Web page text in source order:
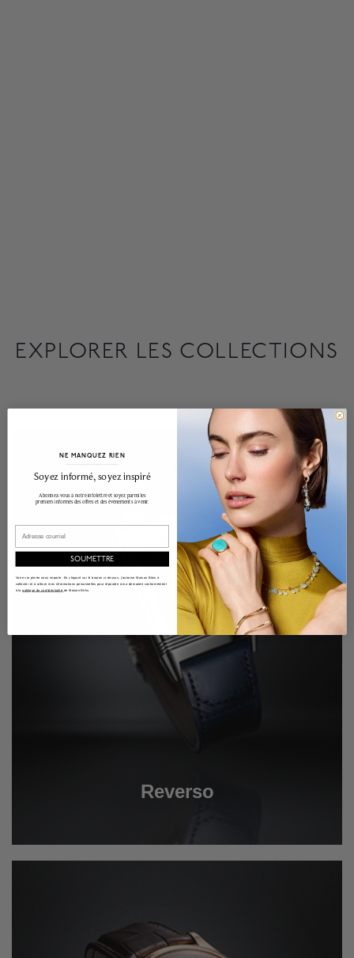
EXPLORER LES COLLECTIONS
Reverso
NE MANQUEZ RIEN
Soyez informé, soyez inspiré
Abonnez-vous à notre infolettre et soyez parmi les
premiers informés des offres et des événements à venir.
Email
SOUMETTRE
Votre vie privée nous importe. En cliquant sur le bouton ci-dessus, j'autorise Maison Bikrs à
collecter et à utiliser mes informations personnelles pour répondre à ma demande conformément
à lapolitique de confidentialité de Maison Birks.